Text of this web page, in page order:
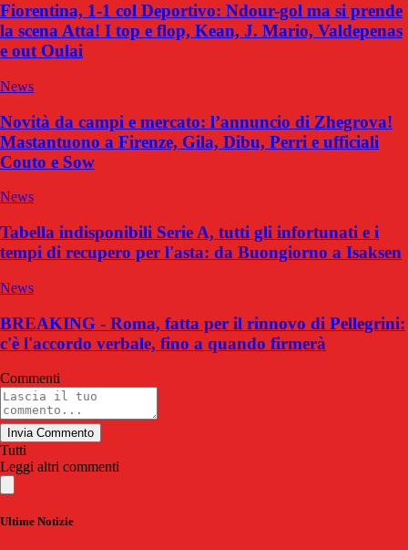
Fiorentina, 1-1 col Deportivo: Ndour-gol ma si prende
la scena Atta! I top e flop, Kean, J. Mario, Valdepenas
e out Oulai
News
Novità da campi e mercato: l’annuncio di Zhegrova!
Mastantuono a Firenze, Gila, Dibu, Perri e ufficiali
Couto e Sow
News
Tabella indisponibili Serie A, tutti gli infortunati e i
tempi di recupero per l'asta: da Buongiorno a Isaksen
News
BREAKING - Roma, fatta per il rinnovo di Pellegrini:
c'è l'accordo verbale, fino a quando firmerà
Commenti
Invia Commento
Tutti
Leggi altri commenti
Ultime Notizie